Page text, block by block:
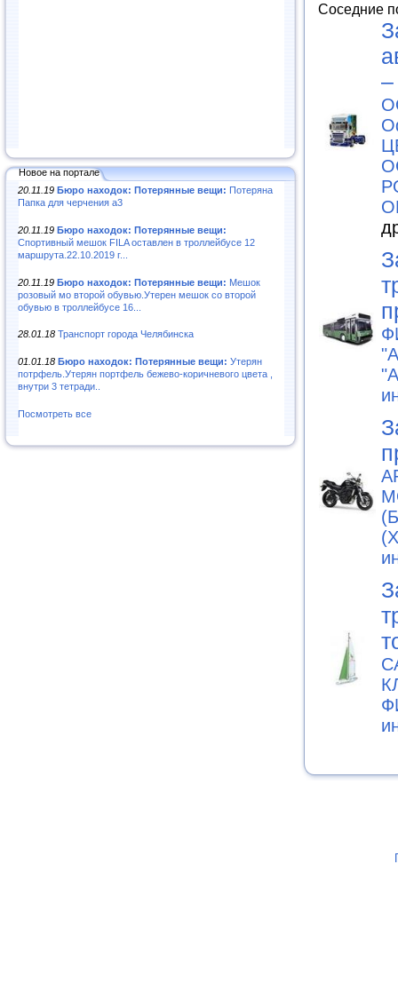
Новое на портале
20.11.19 Бюро находок: Потерянные вещи: Потеряна
Папка для черчения а3
20.11.19 Бюро находок: Потерянные вещи:
Спортивный мешок FILA оставлен в троллейбусе 12
маршрута.22.10.2019 г...
20.11.19 Бюро находок: Потерянные вещи: Мешок
розовый мо второй обувью.Утерен мешок со второй
обувью в троллейбусе 16...
28.01.18 Транспорт города Челябинска
01.01.18 Бюро находок: Потерянные вещи: Утерян
потрфель.Утерян портфель бежево-коричневого цвета ,
внутри 3 тетради..
Посмотреть все
Соседние
–